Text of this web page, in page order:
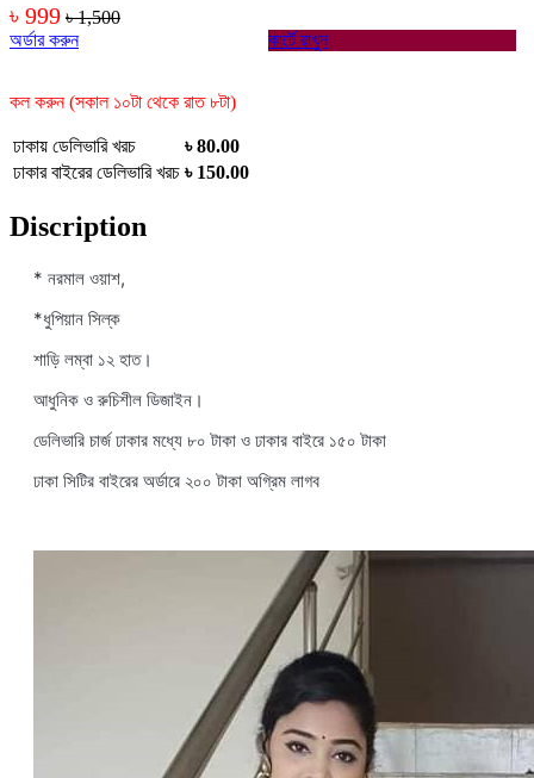
৳ 999 ৳ 1,500
অর্ডার করুন
কার্টে রাখুন
কল করুন (সকাল ১০টা থেকে রাত ৮টা)
ঢাকায় ডেলিভারি খরচ
৳ 80.00
ঢাকার বাইরের ডেলিভারি খরচ ৳ 150.00
Discription
* নরমাল ওয়াশ,
*ধুপিয়ান সিল্ক
শাড়ি লম্বা ১২ হাত।
আধুনিক ও রুচিশীল ডিজাইন।
ডেলিভারি চার্জ ঢাকার মধ্যে ৮০ টাকা ও ঢাকার বাইরে ১৫০ টাকা
ঢাকা সিটির বাইরের অর্ডারে ২০০ টাকা অগ্রিম লাগব